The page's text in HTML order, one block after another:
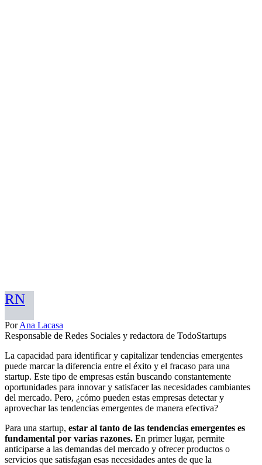
RN
PorAna Lacasa
Responsable de Redes Sociales y redactora de TodoStartups
La capacidad para identificar y capitalizar tendencias emergentes
puede marcar la diferencia entre el éxito y el fracaso para una
startup. Este tipo de empresas están buscando constantemente
oportunidades para innovar y satisfacer las necesidades cambiantes
del mercado. Pero, ¿cómo pueden estas empresas detectar y
aprovechar las tendencias emergentes de manera efectiva?
Para una startup, estar al tanto de las tendencias emergentes es
fundamental por varias razones. En primer lugar, permite
anticiparse a las demandas del mercado y ofrecer productos o
servicios que satisfagan esas necesidades antes de que la